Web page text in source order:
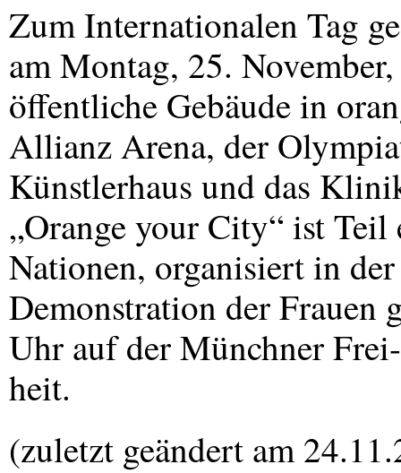
Zum Internationalen Tag
am Montag, 25.
öffentliche Gebäude in
Allianz Arena, der
Künstlerhaus und das
„Orange your City“ ist
Nationen, organisiert in
Demonstration der Frauen
Uhr auf der Münchner Frei-
heit.
(zuletzt geändert am